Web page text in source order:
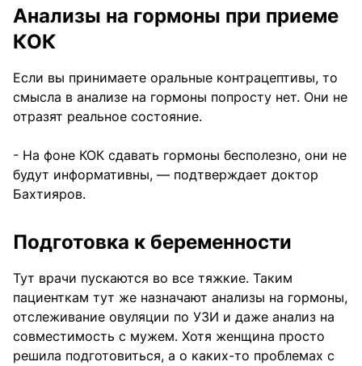
Анализы на гормоны при приеме
КОК
Если вы принимаете оральные контрацептивы, то
смысла в анализе на гормоны попросту нет. Они не
отразят реальное состояние.
- На фоне КОК сдавать гормоны бесполезно, они не
будут информативны, — подтверждает доктор
Бахтияров.
Подготовка к беременности
Тут врачи пускаются во все тяжкие. Таким
пациенткам тут же назначают анализы на гормоны,
отслеживание овуляции по УЗИ и даже анализ на
совместимость с мужем. Хотя женщина просто
решила подготовиться, а о каких-то проблемах с